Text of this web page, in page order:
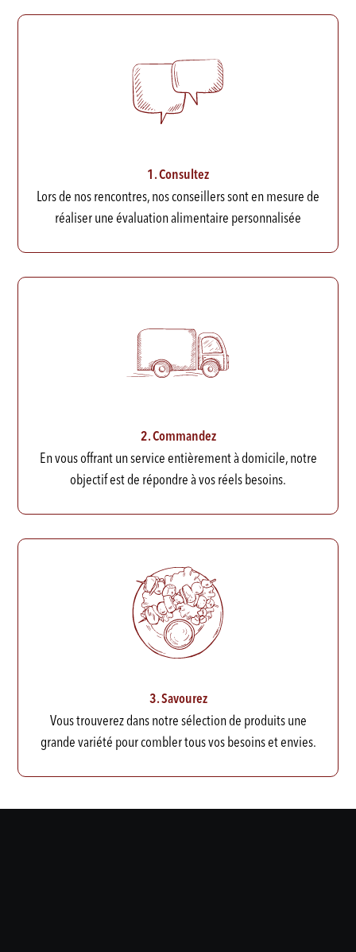
1. Consultez
Lors de nos rencontres, nos conseillers sont en mesure de
réaliser une évaluation alimentaire personnalisée
2. Commandez
En vous offrant un service entièrement à domicile, notre
objectif est de répondre à vos réels besoins.
3. Savourez
Vous trouverez dans notre sélection de produits une
grande variété pour combler tous vos besoins et envies.